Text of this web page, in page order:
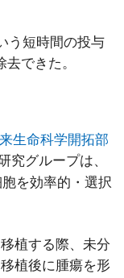
う短時間の投与
できた。
生命科学開拓部
究グループは、
を効率的・選択
植する際、未分
植後に腫瘍を形